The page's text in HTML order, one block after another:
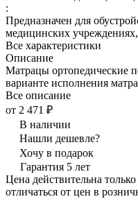
:
Предназначен для
медицинских
Все характеристики
Описание
Матрацы ортопедические
варианте исполнения
Все описание
от 2 471 ₽
В наличии
Нашли дешевле?
Хочу в подарок
Гарантия 5 лет
Цена действительна
отличаться от цен в